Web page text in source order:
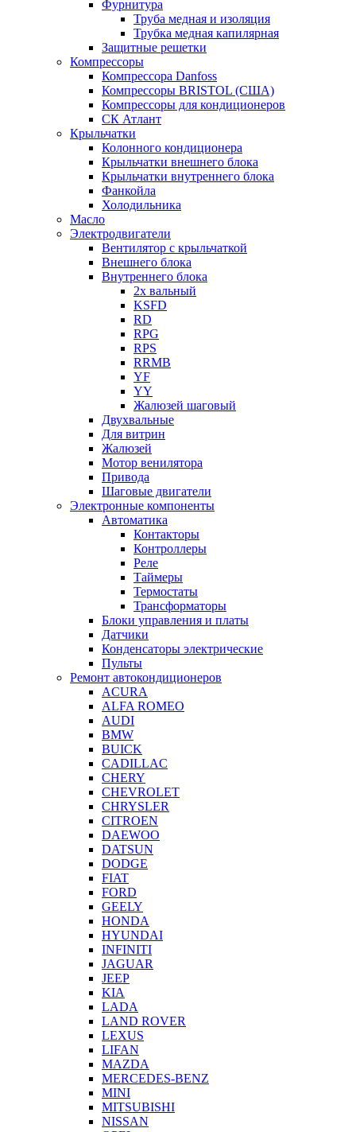
Фурнитура
Труба медная и изоляция
Трубка медная капилярная
Защитные решетки
Компрессоры
Компрессора Danfoss
Компрессоры BRISTOL (США)
Компрессоры для кондиционеров
СК Атлант
Крыльчатки
Колонного кондиционера
Крыльчатки внешнего блока
Крыльчатки внутреннего блока
Фанкойла
Холодильника
Масло
Электродвигатели
Вентилятор с крыльчаткой
Внешнего блока
Внутреннего блока
2х вальный
KSFD
RD
RPG
RPS
RRMB
YF
YY
Жалюзей шаговый
Двухвальные
Для витрин
Жалюзей
Мотор венилятора
Привода
Шаговые двигатели
Электронные компоненты
Автоматика
Контакторы
Контроллеры
Реле
Таймеры
Термостаты
Трансформаторы
Блоки управления и платы
Датчики
Конденсаторы электрические
Пульты
Ремонт автокондиционеров
ACURA
ALFA ROMEO
AUDI
BMW
BUICK
CADILLAC
CHERY
CHEVROLET
CHRYSLER
CITROEN
DAEWOO
DATSUN
DODGE
FIAT
FORD
GEELY
HONDA
HYUNDAI
INFINITI
JAGUAR
JEEP
KIA
LADA
LAND ROVER
LEXUS
LIFAN
MAZDA
MERCEDES-BENZ
MINI
MITSUBISHI
NISSAN